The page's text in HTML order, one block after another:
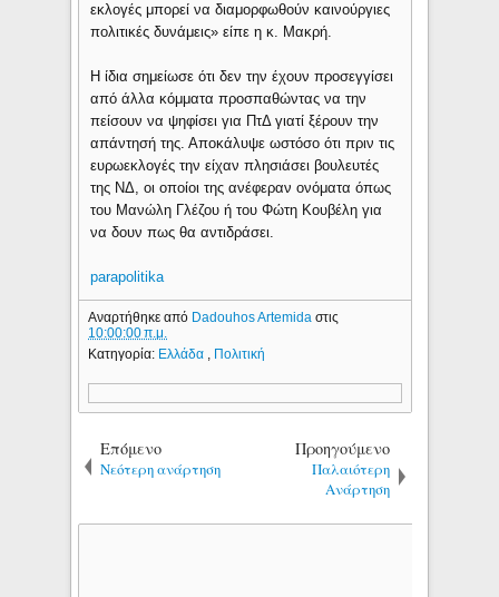
εκλογές μπορεί να διαμορφωθούν καινούργιες
πολιτικές δυνάμεις» είπε η κ. Μακρή.
Η ίδια σημείωσε ότι δεν την έχουν προσεγγίσει
από άλλα κόμματα προσπαθώντας να την
πείσουν να ψηφίσει για ΠτΔ γιατί ξέρουν την
απάντησή της. Αποκάλυψε ωστόσο ότι πριν τις
ευρωεκλογές την είχαν πλησιάσει βουλευτές
της ΝΔ, οι οποίοι της ανέφεραν ονόματα όπως
του Μανώλη Γλέζου ή του Φώτη Κουβέλη για
να δουν πως θα αντιδράσει.
parapolitika
Αναρτήθηκε από Dadouhos Artemidaστις
10:00:00 π.μ.
Κατηγορία: Ελλάδα , Πολιτική
Επόμενο
Νεότερη ανάρτηση
Προηγούμενο
Παλαιότερη
Ανάρτηση